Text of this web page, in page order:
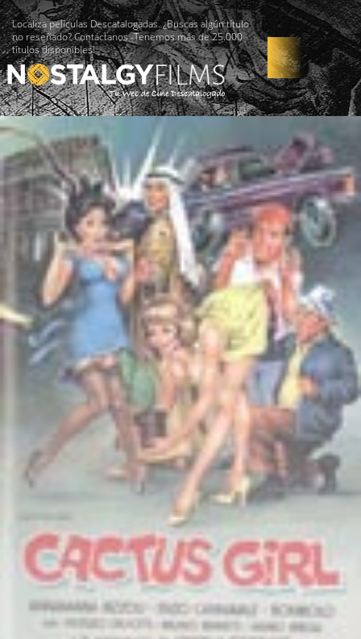
Localiza películas Descatalogadas. ¿Buscas algún título
no reseñado? Contáctanos -Tenemos más de 25.000
títulos disponibles!